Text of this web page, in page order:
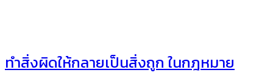
ทำสิ่งผิดให้กลายเป็นสิ่งถูก ในกฎหมาย